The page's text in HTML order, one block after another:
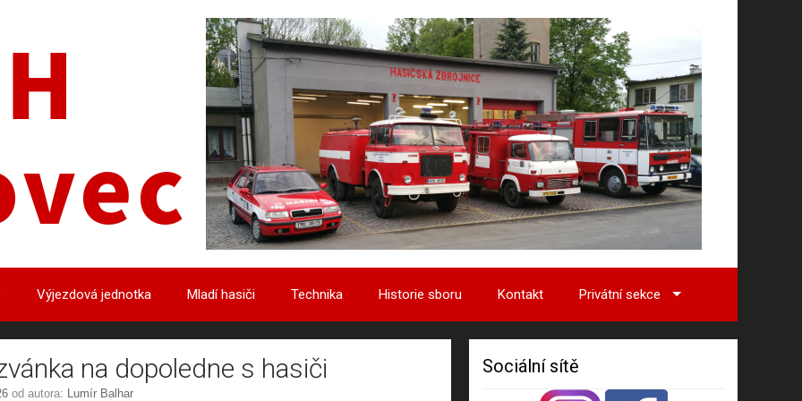
Výjezdová jednotka Mladí hasiči Technika Historie sboru Kontakt Privátní sekce
na dopoledne s hasiči
od autora: Lumír Balhar
Sociální sítě